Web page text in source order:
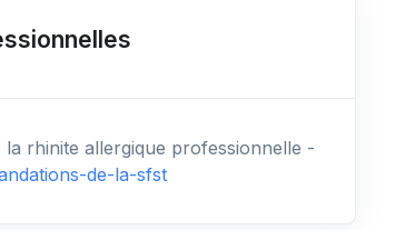
rhinite allergique professionnelle -
de-la-sfst